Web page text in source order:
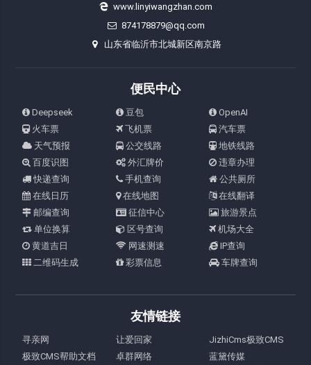
www.linyiwangzhan.com
874178879@qq.com
山东省临沂市北城新区南京路
便民中心
Deepseek 豆包
OpenAI
火车票
飞机票
汽车票
天气预报
公交线路
地铁线路
百度识图
外汇牌价
违章办理
快递查询
手机查询
公共厕所
在线日历
在线地图
在线翻译
邮编查询
征信中心
旅游景点
单位换算
区号查询
机场大全
黄道吉日
网速测速
IP查询
二维码生成
彩票信息 车牌查询
友情链接
寻亲网 让爱回家
JizhiCms极致CMS
极致CMS帮助文档
卓群网络
蓝黛传媒